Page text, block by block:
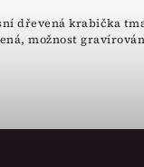
dřevená krabička
možnost